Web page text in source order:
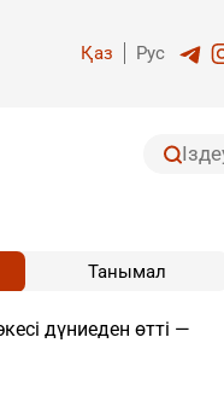
Қаз Рус
Танымал
дүниеден өтті —